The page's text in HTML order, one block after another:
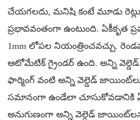
చేయగలదు, మనిషి కంటే మూడు రెట్లు
ప్రభావవంతంగా ఉంటుంది. ఏకీకృత
1mm లోపల నియంత్రించవచ్చు.
ఆటోమేటిక్ గ్రైండర్ ఉంది. అన్ని
ఫార్మింగ్ వంటి అన్ని వెల్డెడ్
సమానంగా ఉండేలా చూసుకోవడానికి
అనుగుణంగా అన్ని వెల్డెడ్